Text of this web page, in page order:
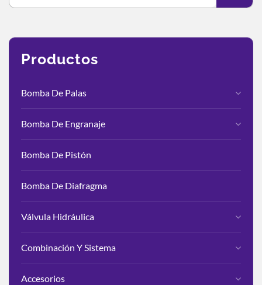
Productos
Bomba De Palas
Bomba De Engranaje
Bomba De Pistón
Bomba De Diafragma
Válvula Hidráulica
Combinación Y Sistema
Accesorios